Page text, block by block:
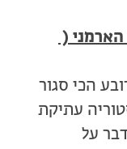
הארמני (
הכי סגור
עתיקת
על